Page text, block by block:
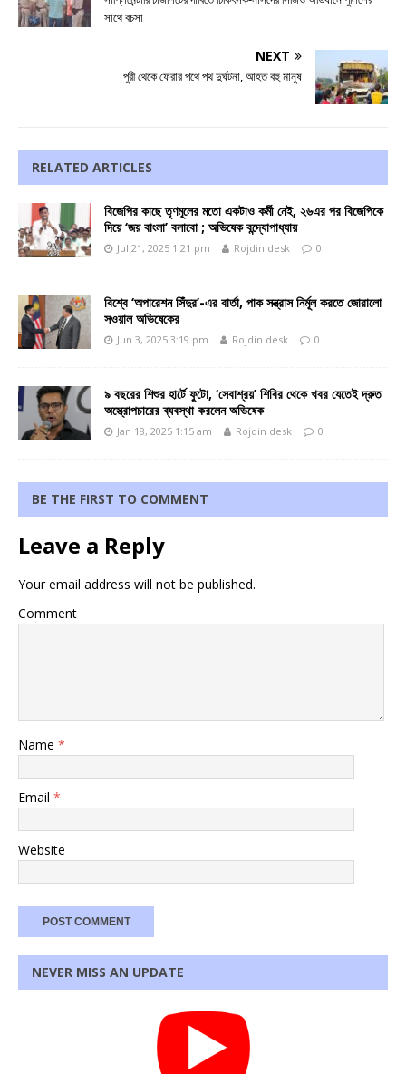
সাথে বচসা
NEXT
পুরী থেকে ফেরার পথে পথ দুর্ঘটনা, আহত বহু মানুষ
RELATED ARTICLES
বিজেপির কাছে তৃণমূলের মতো একটাও কর্মী নেই, ২৬এর পর বিজেপিকে
দিয়ে ‘জয় বাংলা’ বলাবো ; অভিষেক বন্দ্যোপাধ্যায়
Jul 21, 2025 1:21 pm Rojdin desk 0
বিশ্বে ‘অপারেশন সিঁদুর’-এর বার্তা, পাক সন্ত্রাস নির্মূল করতে জোরালো
সওয়াল অভিষেকের
Jun 3, 2025 3:19 pm Rojdin desk 0
৯ বছরের শিশুর হার্টে ফুটো, ‘সেবাশ্রয়’ শিবির থেকে খবর যেতেই দ্রুত
অস্ত্রোপচারের ব্যবস্থা করলেন অভিষেক
Jan 18, 2025 1:15 am Rojdin desk 0
BE THE FIRST TO COMMENT
Leave a Reply
Your email address will not be published.
Comment
Name *
Email *
Website
NEVER MISS AN UPDATE